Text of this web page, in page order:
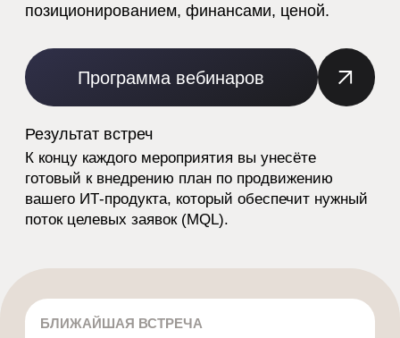
Разберём, почему точечные
публикации и отзывы не приводят
клиентов и с чего начинать управление
репутацией (SERM) в Яндекс и Google.
PR и известность В2В ИТ-
продукта: как превратить
заявок (MQL) для ИТ-
продуктов с длинным циклом
сделки
Прямой эфир